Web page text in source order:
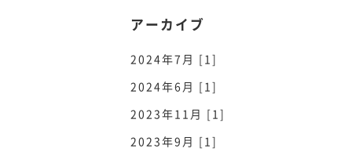
アーカイブ
2024年7月 [1]
2024年6月 [1]
2023年11月 [1]
2023年9月 [1]